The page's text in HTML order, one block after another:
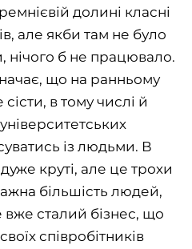
долині класні
але якби там не було
нічого б не працювало.
що на ранньому
в тому числі й
із людьми. В
круті, але це трохи
більшість людей,
вже сталий бізнес, що
співробітників